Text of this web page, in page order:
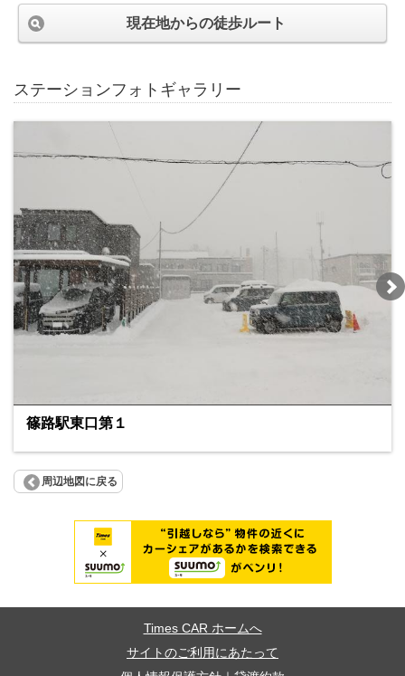
現在地からの徒歩ルート
ステーションフォトギャラリー
篠路駅東口第１
周辺地図に戻る
Times CAR ホームへ
サイトのご利用にあたって